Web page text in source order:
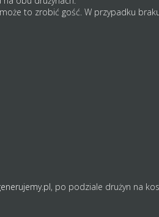
to zrobić gość. W przypadku
, po podziale drużyn na